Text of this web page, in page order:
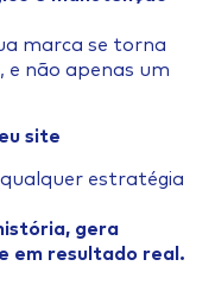
marca se torna
, e não apenas um
site
estratégia
gera
em resultado real.